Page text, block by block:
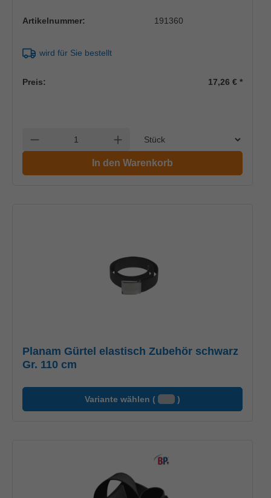
Artikelnummer: 191360
wird für Sie bestellt
Preis: 17,26 €*
Anzahl verringern Anzahl erhöhen
In den Warenkorb
Planam Gürtel elastisch Zubehör schwarz
Gr. 110 cm
Variante wählen ( )